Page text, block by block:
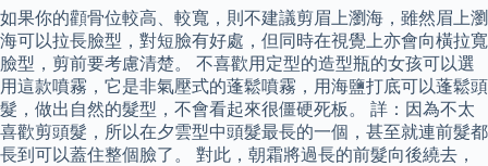
如果你的顴骨位較高、較寬，則不建議剪眉上瀏海，雖然眉上瀏
海可以拉長臉型，對短臉有好處，但同時在視覺上亦會向橫拉寬
臉型，剪前要考慮清楚。 不喜歡用定型的造型瓶的女孩可以選
用這款噴霧，它是非氣壓式的蓬鬆噴霧，用海鹽打底可以蓬鬆頭
髮，做出自然的髮型，不會看起來很僵硬死板。 詳：因為不太
喜歡剪頭髮，所以在夕雲型中頭髮最長的一個，甚至就連前髮都
長到可以蓋住整個臉了。 對此，朝霜將過長的前髮向後繞去，